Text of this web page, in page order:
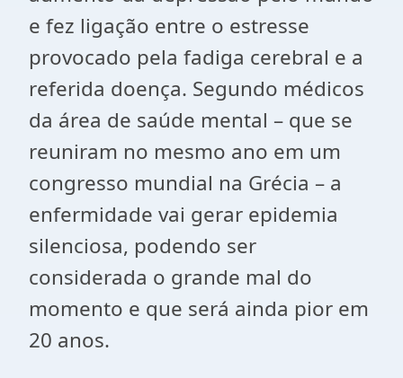
e fez ligação entre o estresse
provocado pela fadiga cerebral e a
referida doença. Segundo médicos
da área de saúde mental – que se
reuniram no mesmo ano em um
congresso mundial na Grécia – a
enfermidade vai gerar epidemia
silenciosa, podendo ser
considerada o grande mal do
momento e que será ainda pior em
20 anos.